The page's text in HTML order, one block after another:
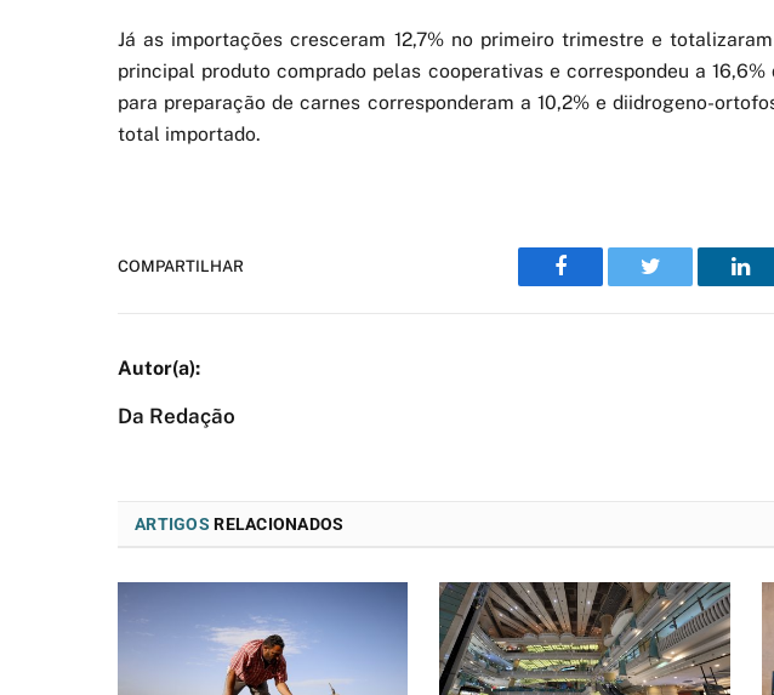
Já as importações cresceram 12,7% no primeiro trimestre e
principal produto comprado pelas cooperativas e correspondeu a
para preparação de carnes corresponderam a 10,2% e diidrogeno-
total importado.
COMPARTILHAR
Facebook Twitter
Da Redação
ARTIGOS RELACIONADOS